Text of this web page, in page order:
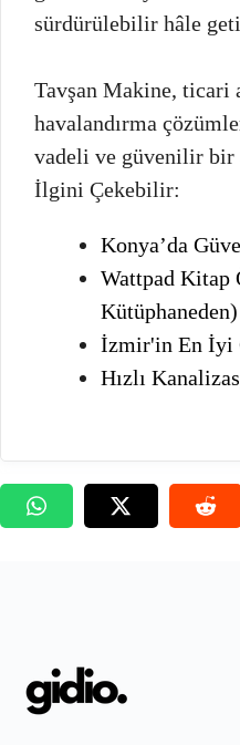
sürdürülebilir hâle
Tavşan Makine, ticari
havalandırma
vadeli ve güvenilir bir
İlgini Çekebilir:
Konya’da
Wattpad Kitap
Kütüphaneden)
İzmir'in En İyi
Hızlı